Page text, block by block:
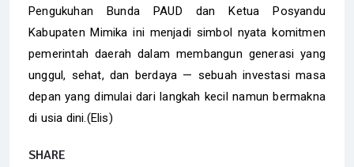
Pengukuhan Bunda PAUD dan Ketua Posyandu
Kabupaten Mimika ini menjadi simbol nyata komitmen
pemerintah daerah dalam membangun generasi yang
unggul, sehat, dan berdaya — sebuah investasi masa
depan yang dimulai dari langkah kecil namun bermakna
di usia dini.(Elis)
SHARE